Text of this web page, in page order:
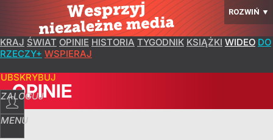
ROZWIŃ ▼
KRAJ ŚWIAT OPINIE HISTORIA TYGODNIK KSIĄŻKI WIDEO DO
RZECZY+ WSPIERAJ
ZALOGUJ
MENU
OPINIE